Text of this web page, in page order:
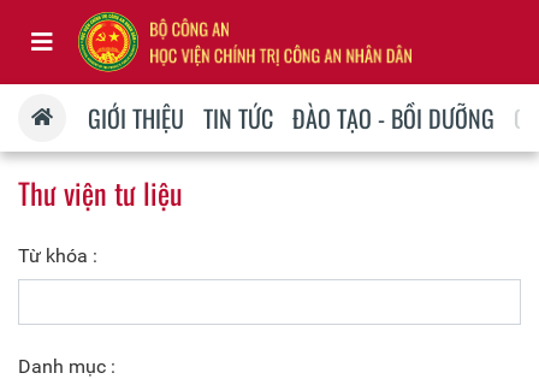
GIỚI THIỆU TIN TỨC ĐÀO TẠO - BỒI DƯỠNG
Thư viện tư liệu
Từ khóa :
Danh mục :